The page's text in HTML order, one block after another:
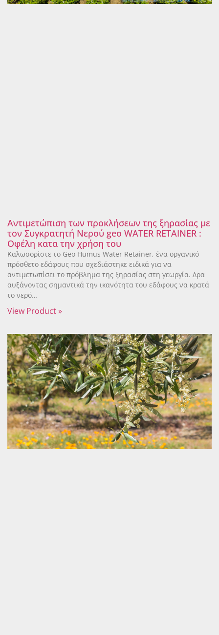
Αντιμετώπιση των προκλήσεων της ξηρασίας με
τον Συγκρατητή Νερού geo WATER RETAINER :
Οφέλη κατα την χρήση του
Καλωσορίστε το Geo Humus Water Retainer, ένα οργανικό
πρόσθετο εδάφους που σχεδιάστηκε ειδικά για να
αντιμετωπίσει το πρόβλημα της ξηρασίας στη γεωργία. Δρα
αυξάνοντας σημαντικά την ικανότητα του εδάφους να κρατά
το νερό…
View Product »